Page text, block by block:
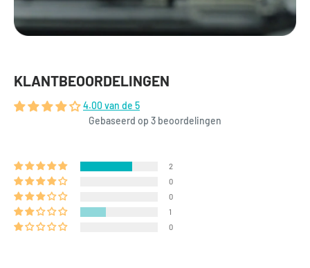
KLANTBEOORDELINGEN
4.00 van de 5
Gebaseerd op 3 beoordelingen
2
0
0
1
0